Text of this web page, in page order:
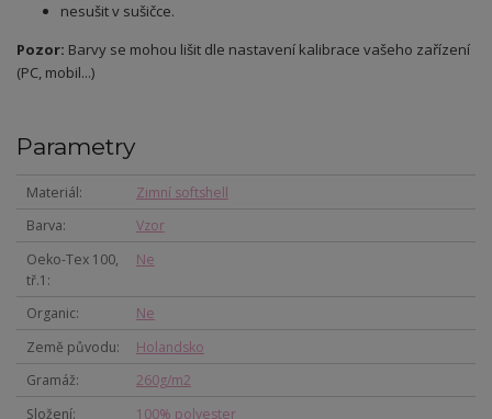
nesušit v sušičce.
Pozor: Barvy se mohou lišit dle nastavení kalibrace vašeho zařízení
(PC, mobil...)
Parametry
Materiál
Zimní softshell
Barva
Vzor
Oeko-Tex 100,
tř.1
Ne
Organic
Ne
Země původu
Holandsko
Gramáž
260g/m2
Složení
100% polyester